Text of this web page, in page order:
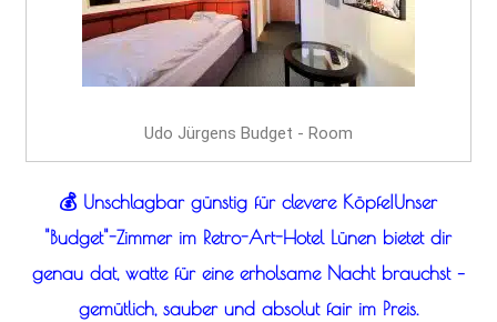
Udo Jürgens Budget - Room
💰 Unschlagbar günstig für clevere Köpfe!Unser
"Budget"-Zimmer im Retro-Art-Hotel Lünen bietet dir
genau dat, watte für eine erholsame Nacht brauchst –
gemütlich, sauber und absolut fair im Preis.